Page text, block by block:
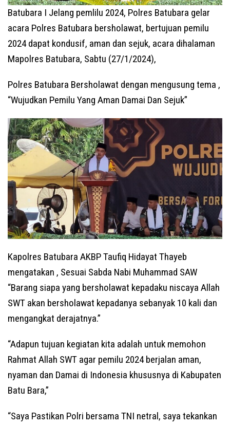
Batubara I Jelang pemlilu 2024, Polres Batubara gelar
acara Polres Batubara bersholawat, bertujuan pemilu
2024 dapat kondusif, aman dan sejuk, acara dihalaman
Mapolres Batubara, Sabtu (27/1/2024),
Polres Batubara Bersholawat dengan mengusung tema ,
“Wujudkan Pemilu Yang Aman Damai Dan Sejuk”
Kapolres Batubara AKBP Taufiq Hidayat Thayeb
mengatakan , Sesuai Sabda Nabi Muhammad SAW
“Barang siapa yang bersholawat kepadaku niscaya Allah
SWT akan bersholawat kepadanya sebanyak 10 kali dan
mengangkat derajatnya.”
“Adapun tujuan kegiatan kita adalah untuk memohon
Rahmat Allah SWT agar pemilu 2024 berjalan aman,
nyaman dan Damai di Indonesia khususnya di Kabupaten
Batu Bara,”
“Saya Pastikan Polri bersama TNI netral, saya tekankan